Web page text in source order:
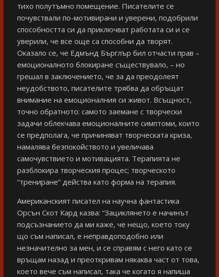
тихо полутъмно помещение. Писателите се
почувствали по-мотивирани и уверени, подобрили
способността си да приключват работата си и се
уверили, че все още са способни да творят.
Оказало се, че Едмънд Бърглър бил отчасти прав –
емоционалното блокиране съществувало, – но
грешал в заключението, че за да преодолеят
неудобството, писателите трябва да обръщат
внимание на емоционалния си живот. Всъщност,
точно обратното: самото заемане с творчески
задачи облекчава емоционалните симптоми, които
се предполага, че причиняват творческата криза,
намалява безпокойството и увеличава
самочувствието и мотивацията. Терапията не
разблокира творческия процес; творческото
“трениране” действа като форма на терапия.
Американският писател на научна фантастика
Орсън Скот Кард казва: “Зациклянето е начинът
подсъзнанието да ми каже, че нещо, което току
що съм написал, е неправдоподобно или
незначително за мен, и се справям с него като се
връщам назад и преоткривам някаква част от това,
което вече съм написал, така че когато я напиша